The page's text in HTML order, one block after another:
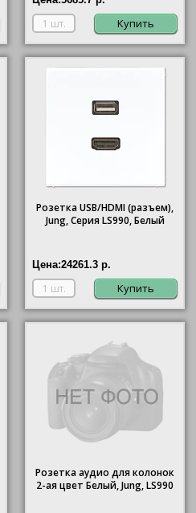
Купить
Розетка USB/HDMI (разъем),
Jung, Серия LS990, Белый
Цена:24261.3 р.
Купить
Розетка аудио для колонок
2-ая цвет Белый, Jung, LS990